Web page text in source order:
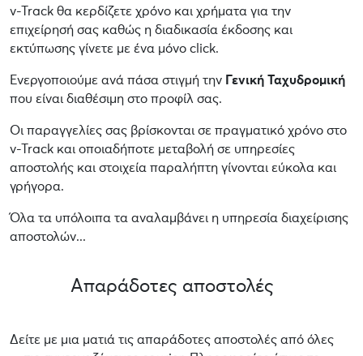
v-Track θα κερδίζετε χρόνο και χρήματα για την
επιχείρησή σας καθώς η διαδικασία έκδοσης και
εκτύπωσης γίνετε με ένα μόνο click.
Ενεργοποιούμε ανά πάσα στιγμή την Γενική Ταχυδρομική
που είναι διαθέσιμη στο προφίλ σας.
Οι παραγγελίες σας βρίσκονται σε πραγματικό χρόνο στο
v-Track και οποιαδήποτε μεταβολή σε υπηρεσίες
αποστολής και στοιχεία παραλήπτη γίνονται εύκολα και
γρήγορα.
Όλα τα υπόλοιπα τα αναλαμβάνει η υπηρεσία διαχείρισης
αποστολών...
Απαράδοτες αποστολές
Δείτε με μια ματιά τις απαράδοτες αποστολές από όλες